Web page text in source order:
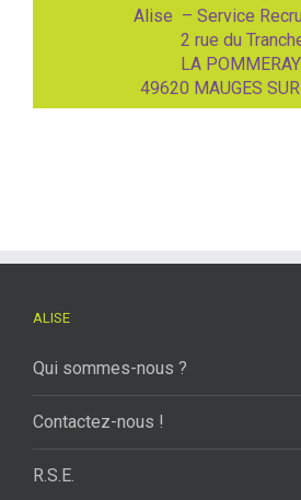
Alise – Service
2 rue du
LA
49620 MAUGES
ALISE
Qui sommes-nous ?
Contactez-nous !
R.S.E.